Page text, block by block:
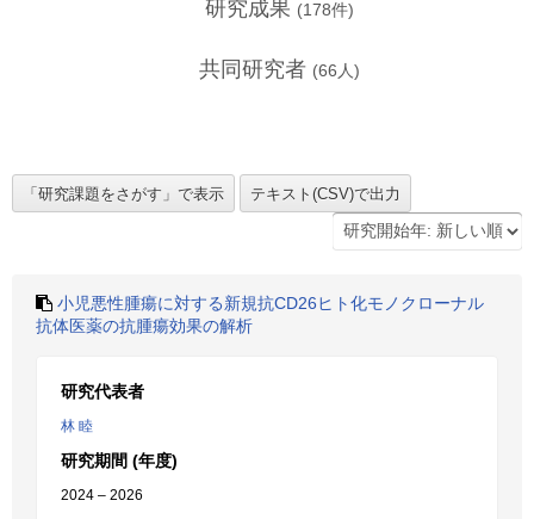
研究成果 (178件)
共同研究者 (66 人)
小児悪性腫瘍に対する新規抗CD26ヒト化モノクローナル
抗体医薬の抗腫瘍効果の解析
研究代表者
林 睦
研究期間 (年度)
2024 – 2026